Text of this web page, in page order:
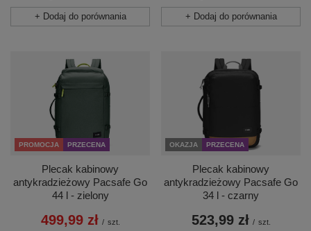
+ Dodaj do porównania + Dodaj do porównania
PROMOCJA PRZECENA
Plecak kabinowy
antykradzieżowy Pacsafe Go
44 l - zielony
499,99 zł / szt.
OKAZJA PRZECENA
Plecak kabinowy
antykradzieżowy Pacsafe Go
34 l - czarny
523,99 zł / szt.